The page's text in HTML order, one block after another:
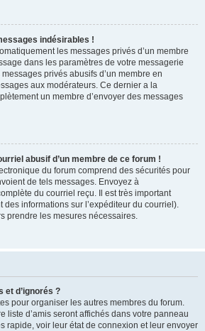
indésirables !
les messages privés d’un membre
dans les paramètres de votre messagerie
privés abusifs d’un membre en
aux modérateurs. Ce dernier a la
un membre d’envoyer des messages
abusif d’un membre de ce forum !
du forum comprend des sécurités pour
de tels messages. Envoyez à
du courriel reçu. Il est très important
des informations sur l’expéditeur du courriel).
prendre les mesures nécessaires.
et d’ignorés ?
pour organiser les autres membres du forum.
liste d’amis seront affichés dans votre panneau
rapide, voir leur état de connexion et leur envoyer